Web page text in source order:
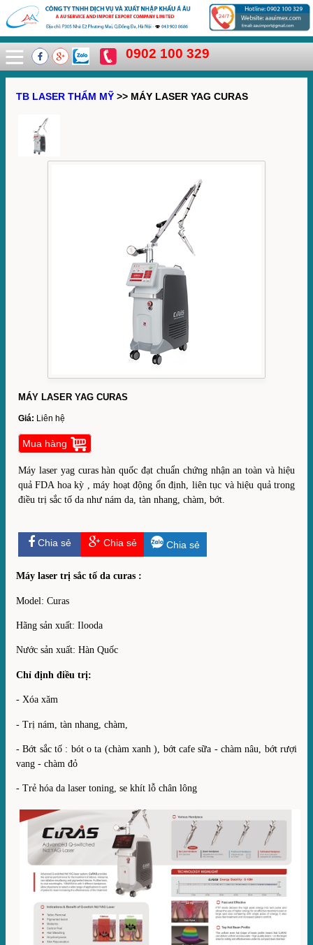
0902 100 329
TB LASER THẨM MỸ >> MÁY LASER YAG CURAS
MÁY LASER YAG CURAS
Giá: Liên hệ
Mua hàng
Máy laser yag curas hàn quốc đạt chuẩn chứng nhận an toàn và hiệu
quả FDA hoa kỳ , máy hoạt động ổn định, liên tục và hiệu quả trong
điều trị sắc tố da như nám da, tàn nhang, chàm, bớt.
Chia sẻ Chia sẻ Chia sẻ
Máy laser trị sắc tố da curas :
Model: Curas
Hãng sản xuất: Ilooda
Nước sản xuất: Hàn Quốc
Chỉ định điều trị:
- Xóa xăm
- Trị nám, tàn nhang, chàm,
- Bớt sắc tố : bót o ta (chàm xanh ), bớt cafe sữa - chàm nâu, bớt rượi
vang - chàm đỏ
- Trẻ hóa da laser toning, se khít lỗ chân lông